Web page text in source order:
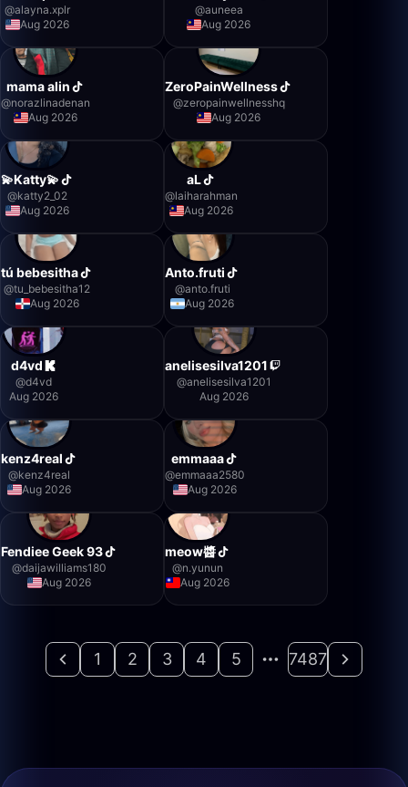
@alayna.xplr
Aug 2026
@auneea
Aug 2026
mama alin
@norazlinadenan
Aug 2026
ZeroPainWellness
@zeropainwellnesshq
Aug 2026
💫Katty💫
@katty2_02
Aug 2026
aL
@laiharahman
Aug 2026
tú bebesitha
@tu_bebesitha12
Aug 2026
Anto.fruti
@anto.fruti
Aug 2026
d4vd
@d4vd
Aug 2026
anelisesilva1201
@anelisesilva1201
Aug 2026
kenz4real
@kenz4real
Aug 2026
emmaaa
@emmaaa2580
Aug 2026
Fendiee Geek 93
@daijawilliams180
Aug 2026
meow醬
@n.yunun
Aug 2026
1 2 3 4 5 7487